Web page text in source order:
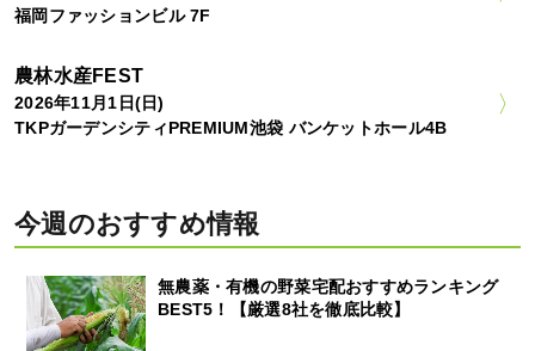
福岡ファッションビル 7F
農林水産FEST
2026年11月1日(日)
TKPガーデンシティPREMIUM池袋 バンケットホール4B
今週のおすすめ情報
無農薬・有機の野菜宅配おすすめランキング
BEST5！【厳選8社を徹底比較】